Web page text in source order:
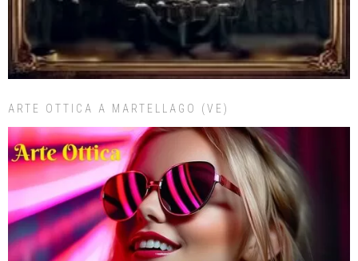
ARTE OTTICA A MARTELLAGO (VE)